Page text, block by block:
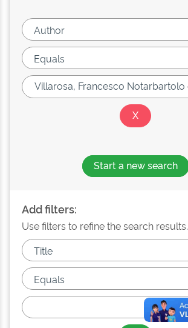
Start a new search
Add filters:
Use filters to refine the search results.